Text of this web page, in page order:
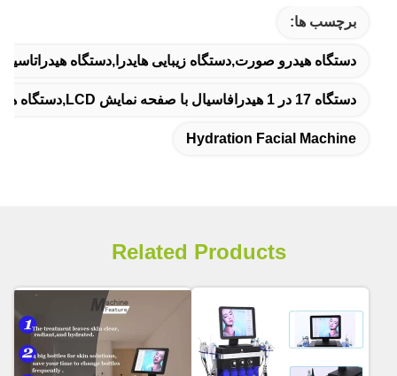
برچسب ها:
دستگاه هیدرو صورت,دستگاه زیبایی هایدرا,دستگاه
دستگاه 17 در 1 هیدرافاسیال با صفحه نمایش LCD,دستگاه هیدرافاسیال با صفحه لمسی 12.1 اینچی,دستگاه هیدرافاسیال چند کارکردی با ضمانت
Hydration Facial Machine
Related Products